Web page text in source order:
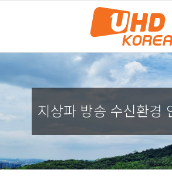
지상파 방송 수신환경